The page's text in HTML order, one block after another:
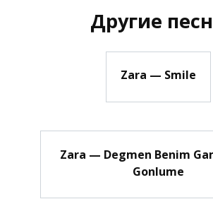
Другие
Zara — Smile
Zara — Degmen Benim
Gonlume